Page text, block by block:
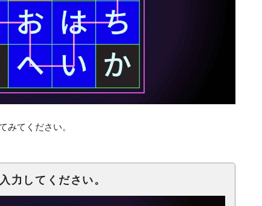
みてください。
力してください。